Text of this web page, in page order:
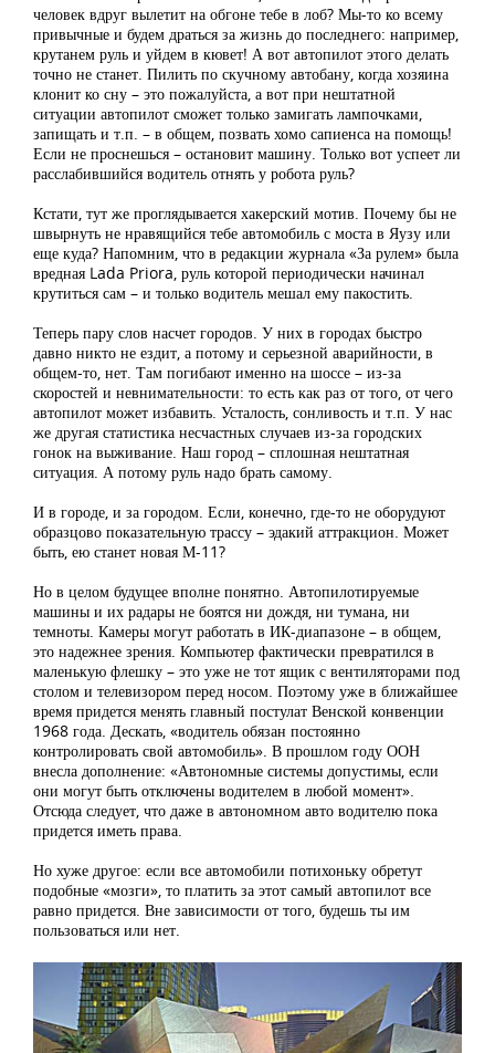
человек вдруг вылетит на обгоне тебе в лоб? Мы-то ко всему
привычные и будем драться за жизнь до последнего: например,
крутанем руль и уйдем в кювет! А вот автопилот этого делать
точно не станет. Пилить по скучному автобану, когда хозяина
клонит ко сну – это пожалуйста, а вот при нештатной
ситуации автопилот сможет только замигать лампочками,
запищать и т.п. – в общем, позвать хомо сапиенса на помощь!
Если не проснешься – остановит машину. Только вот успеет ли
расслабившийся водитель отнять у робота руль?
Кстати, тут же проглядывается хакерский мотив. Почему бы не
швырнуть не нравящийся тебе автомобиль с моста в Яузу или
еще куда? Напомним, что в редакции журнала «За рулем» была
вредная Lada Priora, руль которой периодически начинал
крутиться сам – и только водитель мешал ему пакостить.
Теперь пару слов насчет городов. У них в городах быстро
давно никто не ездит, а потому и серьезной аварийности, в
общем-то, нет. Там погибают именно на шоссе – из-за
скоростей и невнимательности: то есть как раз от того, от чего
автопилот может избавить. Усталость, сонливость и т.п. У нас
же другая статистика несчастных случаев из-за городских
гонок на выживание. Наш город – сплошная нештатная
ситуация. А потому руль надо брать самому.
И в городе, и за городом. Если, конечно, где-то не оборудуют
образцово показательную трассу – эдакий аттракцион. Может
быть, ею станет новая М-11?
Но в целом будущее вполне понятно. Автопилотируемые
машины и их радары не боятся ни дождя, ни тумана, ни
темноты. Камеры могут работать в ИК-диапазоне – в общем,
это надежнее зрения. Компьютер фактически превратился в
маленькую флешку – это уже не тот ящик с вентиляторами под
столом и телевизором перед носом. Поэтому уже в ближайшее
время придется менять главный постулат Венской конвенции
1968 года. Дескать, «водитель обязан постоянно
контролировать свой автомобиль». В прошлом году ООН
внесла дополнение: «Автономные системы допустимы, если
они могут быть отключены водителем в любой момент».
Отсюда следует, что даже в автономном авто водителю пока
придется иметь права.
Но хуже другое: если все автомобили потихоньку обретут
подобные «мозги», то платить за этот самый автопилот все
равно придется. Вне зависимости от того, будешь ты им
пользоваться или нет.